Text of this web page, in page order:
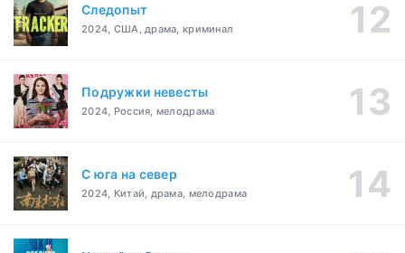
Следопыт
2024, США, драма, криминал
Подружки невесты
2024, Россия, мелодрама
С юга на север
2024, Китай, драма, мелодрама